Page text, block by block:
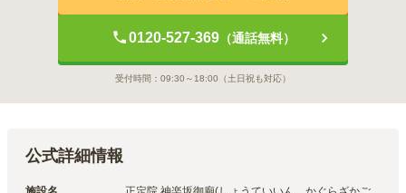
0120-527-369（通話無料）
受付時間： 09:30～18:00 （土日祝も対応）
公式詳細情報